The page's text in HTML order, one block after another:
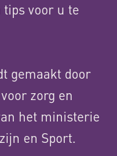
voor u te
gemaakt door
zorg en
het ministerie
en Sport.